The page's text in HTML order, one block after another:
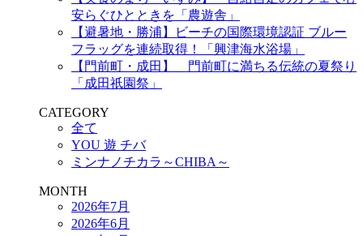
安らぐひとときを「農遊舎」
【避暑地・勝浦】ビーチの国際環境認証 ブルー
フラッグを連続取得！「興津海水浴場」
【門前町・成田】 門前町に満ちる伝統の夏祭り
「成田祇園祭」
CATEGORY
全て
YOU 遊 チバ
ミンナノチカラ～CHIBA～
MONTH
2026年7月
2026年6月